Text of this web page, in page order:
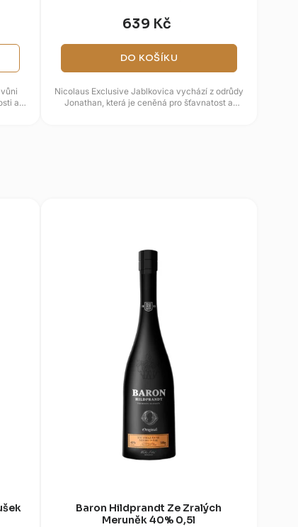
a
639 Kč
DO KOŠÍKU
Nicolaus Exclusive Jablkovica vychází z odrůdy
Jonathan, která je ceněná pro šťavnatost a
Baron Hildprandt Ze Zralých
Meruněk 40% 0,5l